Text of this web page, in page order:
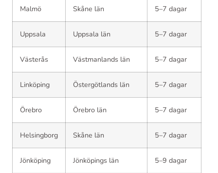
Malmö Skåne län 5–7 dagar
Uppsala Uppsala län 5–7 dagar
Västerås Västmanlands län 5–7 dagar
Linköping Östergötlands län 5–7 dagar
Örebro Örebro län 5–7 dagar
Helsingborg Skåne län 5–7 dagar
Jönköping Jönköpings län 5–9 dagar